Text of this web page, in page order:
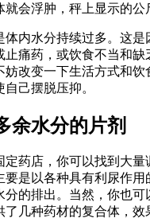
会浮肿，秤上显示的公
体内水分持续过多。这是
止痛药，或饮食不当和缺
妨改变一下生活方式和饮
己摆脱压抑。
余水分的片剂
定药店，你可以找到大量
要是以各种具有利尿作用
分的排出。当然，你也可
了几种药材的复合体，效